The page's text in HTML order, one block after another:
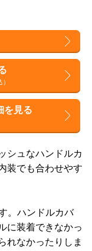
）
を見る
シュなハンドルカ
装でも合わせやす
。ハンドルカバ
に装着できなかっ
れなかったりしま